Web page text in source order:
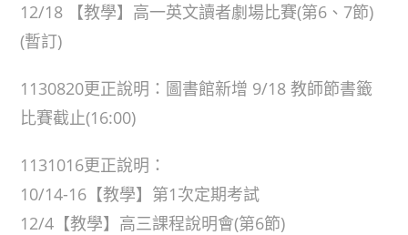
12/18 【教學】高一英文讀者劇場比賽(第6、7節)
(暫訂)
1130820更正說明：圖書館新增 9/18 教師節書籤
比賽截止(16:00)
1131016更正說明：
10/14-16【教學】第1次定期考試
12/4【教學】高三課程說明會(第6節)